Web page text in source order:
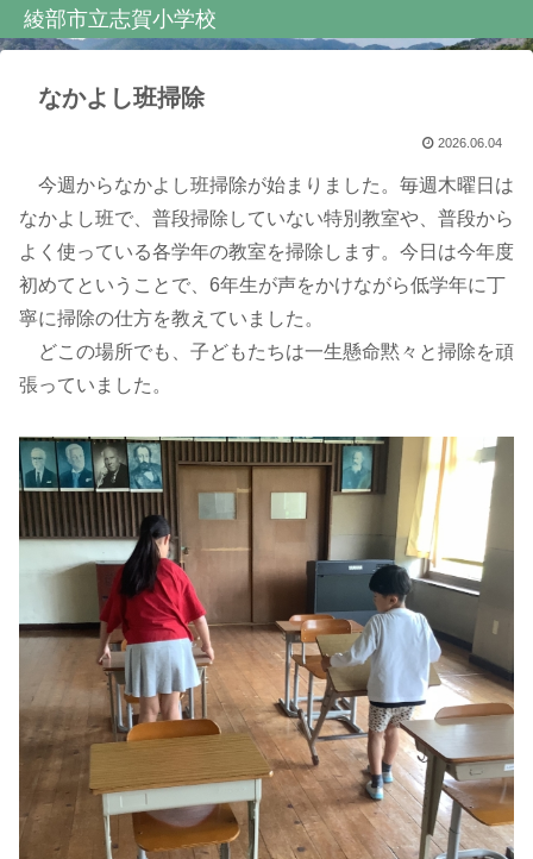
綾部市立志賀小学校
なかよし班掃除
2026.06.04
今週からなかよし班掃除が始まりました。毎週木曜日は
なかよし班で、普段掃除していない特別教室や、普段から
よく使っている各学年の教室を掃除します。今日は今年度
初めてということで、6年生が声をかけながら低学年に丁
寧に掃除の仕方を教えていました。
どこの場所でも、子どもたちは一生懸命黙々と掃除を頑
張っていました。